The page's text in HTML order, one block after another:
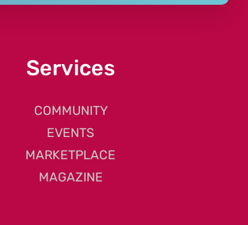
Services
COMMUNITY
EVENTS
MARKETPLACE
MAGAZINE